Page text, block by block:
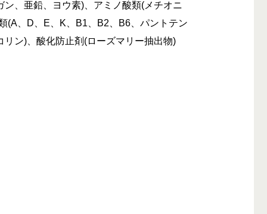
ン、亜鉛、ヨウ素)、アミノ酸類(メチオニ
(A、D、E、K、B1、B2、B6、パントテン
リン)、酸化防止剤(ローズマリー抽出物)